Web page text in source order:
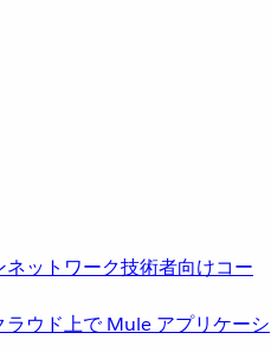
ットワーク技術者向けコー
ウド上で Mule アプリケーシ